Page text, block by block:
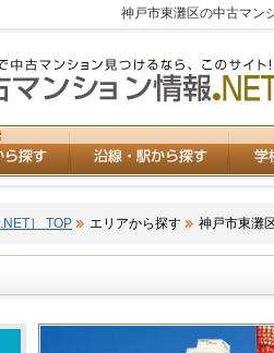
神戸市東灘区の中古マン
］ TOP エリアから探す 神戸市東灘